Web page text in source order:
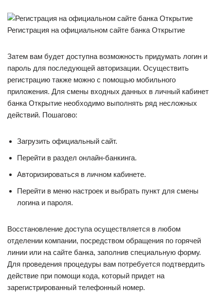
Регистрация на официальном сайте банка Открытие
Затем вам будет доступна возможность придумать логин и
пароль для последующей авторизации. Осуществить
регистрацию также можно с помощью мобильного
приложения. Для смены входных данных в личный кабинет
банка Открытие необходимо выполнять ряд несложных
действий. Пошагово:
Загрузить официальный сайт.
Перейти в раздел онлайн-банкинга.
Авторизироваться в личном кабинете.
Перейти в меню настроек и выбрать пункт для смены
логина и пароля.
Восстановление доступа осуществляется в любом
отделении компании, посредством обращения по горячей
линии или на сайте банка, заполнив специальную форму.
Для проведения процедуры вам потребуется подтвердить
действие при помощи кода, который придет на
зарегистрированный телефонный номер.